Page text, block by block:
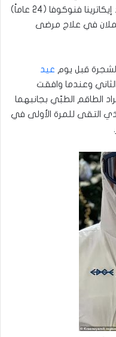
الجرّاح إيغور أنوخين (26 عاماً) بطلب يد إيكاترينا فنوكوفا (24 عاماً)
في علاج مرضى
قبل يوم عيد
7 كانون الثاني وعندما وافقت
الطاقم الطبّي بجانبهما
التقى للمرة الأولى في